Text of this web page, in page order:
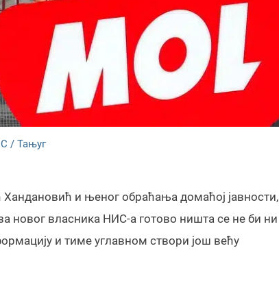
/ Тањуг
и њеног обраћања домаћој јавности,
власника НИС-а готово ништа се не би ни
и тиме углавном створи још већу